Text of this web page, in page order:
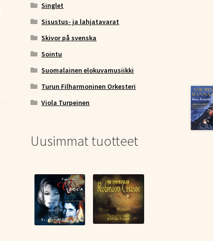
Singlet
Sisustus- ja lahjatavarat
Skivor på svenska
Sointu
Suomalainen elokuvamusiikki
Turun Filharmoninen Orkesteri
Viola Turpeinen
Uusimmat tuotteet